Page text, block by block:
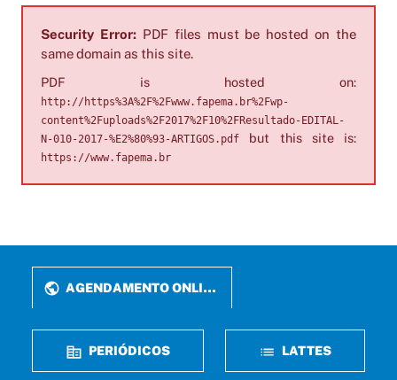
Security Error:PDF files must be hosted on the
same domain as this site.
PDF is hosted on:
http://https%3A%2F%2Fwww.fapema.br%2Fwp-
content%2Fuploads%2F2017%2F10%2FResultado-EDITAL-
N-010-2017-%E2%80%93-ARTIGOS.pdf
but this site is:
https://www.fapema.br
AGENDAMENTO ONLINE
PERIÓDICOS LATTES